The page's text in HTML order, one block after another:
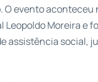
O evento aconteceu
Moreira e
assistência social,